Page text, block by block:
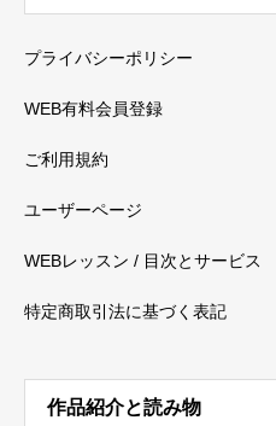
プライバシーポリシー
WEB有料会員登録
ご利用規約
ユーザーページ
WEBレッスン / 目次とサービス
特定商取引法に基づく表記
作品紹介と読み物